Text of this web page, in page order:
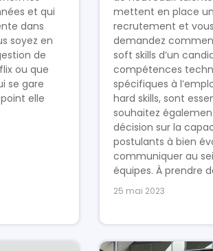
et qui
dans
soyez en
de
ou que
se gare
elle
mettent en place
recrutement et
demandez
soft skills d’un
compétences
spécifiques à
hard skills, sont
souhaitez
décision sur la
postulants à bien
communiquer au
équipes. À prendre
25 mai 2023